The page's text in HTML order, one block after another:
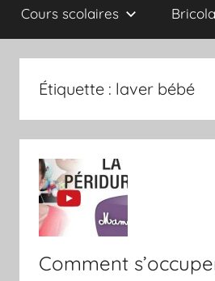
Cours scolaires
Étiquette : laver bébé
Comment